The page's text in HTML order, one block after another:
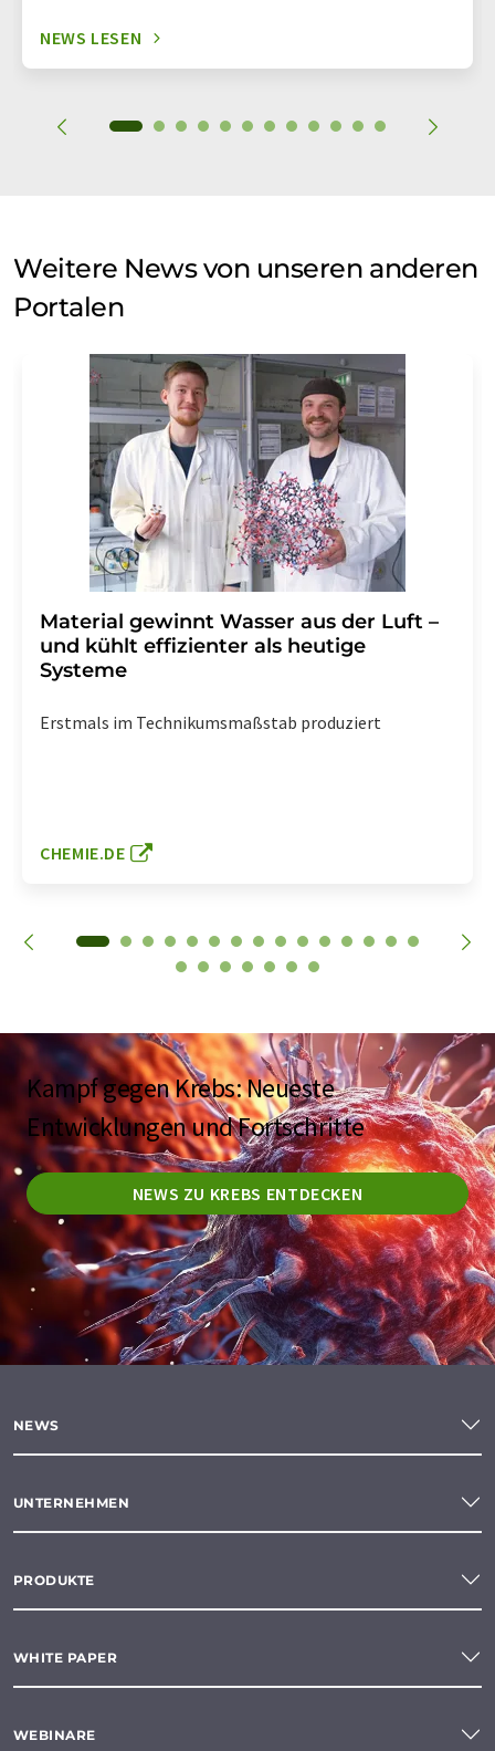
NEWS LESEN
Weitere News von unseren anderen
Portalen
Material gewinnt Wasser aus der Luft –
und kühlt effizienter als heutige
Systeme
Erstmals im Technikumsmaßstab produziert
CHEMIE.DE
Kampf gegen Krebs: Neueste
Entwicklungen und Fortschritte
NEWS ZU KREBS ENTDECKEN
NEWS
UNTERNEHMEN
PRODUKTE
WHITE PAPER
WEBINARE